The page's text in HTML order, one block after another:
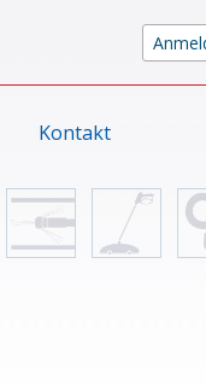
Kontakt